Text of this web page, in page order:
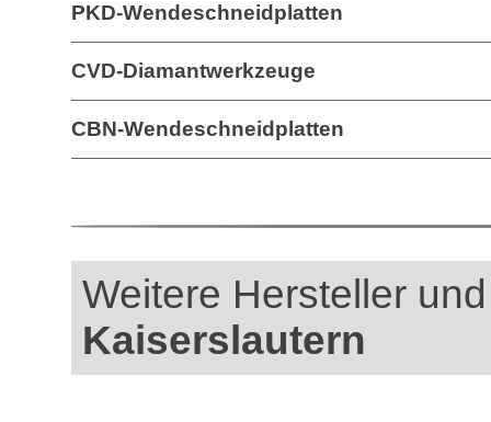
PKD-Wendeschneidplatten
CVD-Diamantwerkzeuge
CBN-Wendeschneidplatten
Weitere Hersteller
Kaiserslautern